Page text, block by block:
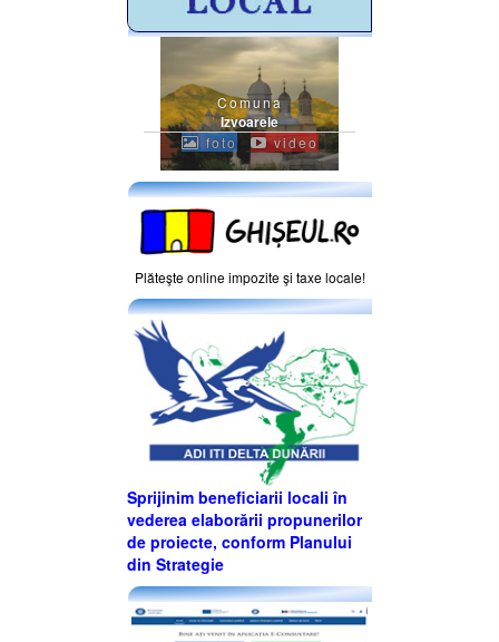
Comuna
Izvoarele
foto video
Plăteşte online impozite şi taxe locale!
Sprijinim beneficiarii locali în
vederea elaborării propunerilor
de proiecte, conform Planului
din Strategie